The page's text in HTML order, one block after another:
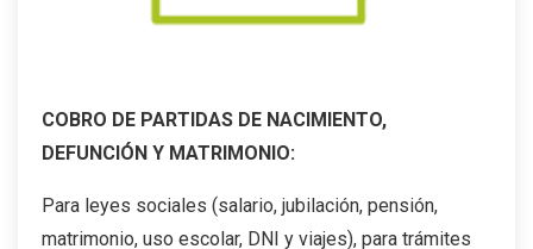
COBRO DE PARTIDAS DE NACIMIENTO,
DEFUNCIÓN Y MATRIMONIO:
Para leyes sociales (salario, jubilación, pensión,
matrimonio, uso escolar, DNI y viajes), para trámites